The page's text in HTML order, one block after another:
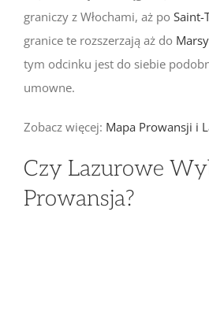
graniczy z Włochami, aż po Saint-
granice te rozszerzają aż do
tym odcinku jest do siebie
umowne.
Zobacz więcej: Mapa Prowansji i
Czy Lazurowe
Prowansja?